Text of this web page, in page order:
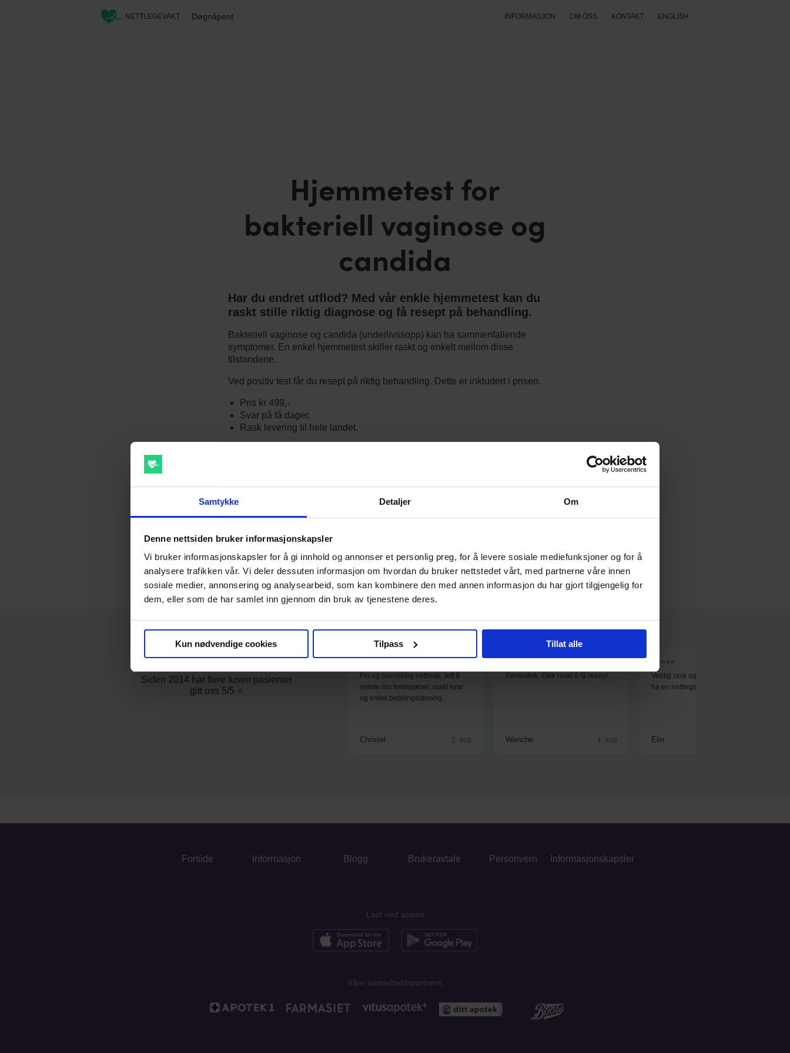
Samtykke Detaljer Om
Denne nettsiden bruker informasjonskapsler
Vi bruker informasjonskapsler for å gi innhold og annonser et personlig preg, for å levere sosiale mediefunksjoner og for å
analysere trafikken vår. Vi deler dessuten informasjon om hvordan du bruker nettstedet vårt, med partnerne våre innen
sosiale medier, annonsering og analysearbeid, som kan kombinere den med annen informasjon du har gjort tilgjengelig for
dem, eller som de har samlet inn gjennom din bruk av tjenestene deres.
Kun nødvendige cookies Tilpass Tillat alle
NETTLEGEVAKT Døgnåpent INFORMASJON OM OSS KONTAKT ENGLISH
Hjemmetest for
bakteriell vaginose og
candida
Har du endret utflod? Med vår enkle hjemmetest kan du
raskt stille riktig diagnose og få resept på behandling.
Bakteriell vaginose og candida (underlivssopp) kan ha sammenfallende
symptomer. En enkel hjemmetest skiller raskt og enkelt mellom disse
tilstandene.
Ved positiv test får du resept på riktig behandling. Dette er inkludert i prisen.
Pris kr 499,-
Svar på få dager.
Rask levering til hele landet.
Hva andre sier
Siden 2014 har flere tusen pasienter
gitt oss 5/5 ⭐️
Fin og oversiktlig nettside, lett å
sende inn forespørsel, raskt svar
og enkel betalingsløsning.
Christel 2. aug
Fantastisk. Gikk raskt å få resept.
Wenche 1. aug
⭐⭐⭐⭐⭐
Veldig rask og god hjelp, supert å
ha en nettlegevakt :)
Elin
Forside Informasjon Blogg Brukeravtale Personvern Informasjonskapsler
Last ned appen
Våre samarbeidspartnere